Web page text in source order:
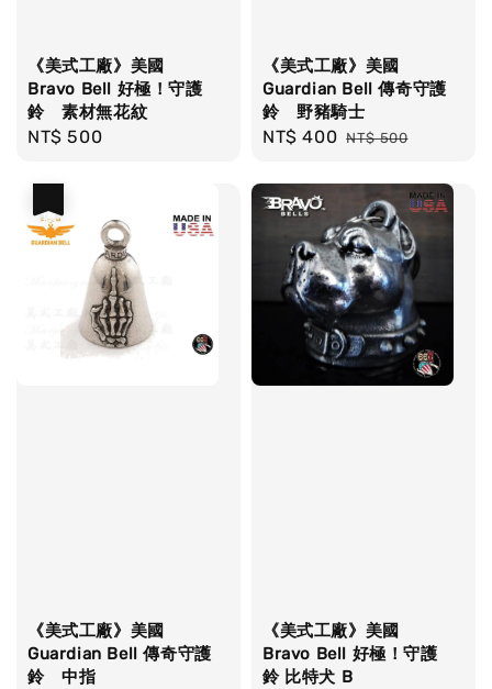
《美式工廠》美國
Bravo Bell 好極！守護
鈴 素材無花紋
Regular
NT$ 500
《美式工廠》美國
Guardian Bell 傳奇守護
鈴 野豬騎士
Sale
NT$ 400 Regular
NT$ 500
《美式工廠》美國
Guardian Bell 傳奇守護
鈴 中指
《美式工廠》美國
Bravo Bell 好極！守護
鈴 比特犬 B